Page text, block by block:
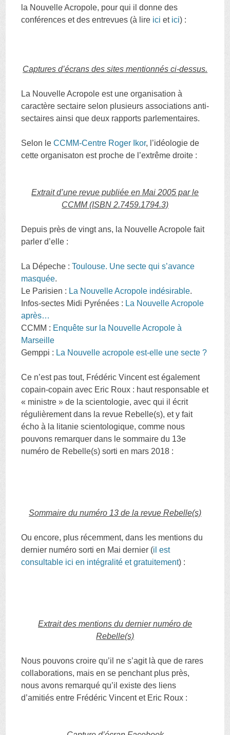
la Nouvelle Acropole, pour qui il donne des
conférences et des entrevues (à lire ici et ici) :
Captures d’écrans des sites mentionnés ci-dessus.
La Nouvelle Acropole est une organisation à
caractère sectaire selon plusieurs associations anti-
sectaires ainsi que deux rapports parlementaires.
Selon leCCMM-Centre Roger Ikor, l’idéologie de
cette organisaton est proche de l’extrême droite :
Extrait d’une revue publiée en Mai 2005 par le
CCMM (ISBN 2.7459.1794.3)
Depuis près de vingt ans, la Nouvelle Acropole fait
parler d’elle :
La Dépeche :Toulouse. Une secte qui s’avance
masquée.
Le Parisien : La Nouvelle Acropole indésirable.
Infos-sectes Midi Pyrénées : La Nouvelle Acropole
après…
CCMM : Enquête sur la Nouvelle Acropole à
Marseille
Gemppi : La Nouvelle acropole est-elle une secte ?
Ce n’est pas tout, Frédéric Vincent est également
copain-copain avec Eric Roux : haut responsable et
« ministre » de la scientologie, avec qui il écrit
régulièrement dans la revue Rebelle(s), et y fait
écho à la litanie scientologique, comme nous
pouvons remarquer dans le sommaire du 13e
numéro de Rebelle(s) sorti en mars 2018 :
Sommaire du numéro 13 de la revue Rebelle(s)
Ou encore, plus récemment, dans les mentions du
dernier numéro sorti en Mai dernier (il est
consultable ici en intégralité et gratuitement) :
Extrait des mentions du dernier numéro de
Rebelle(s)
Nous pouvons croire qu’il ne s’agit là que de rares
collaborations, mais en se penchant plus près,
nous avons remarqué qu’il existe des liens
d’amitiés entre Frédéric Vincent et Eric Roux :